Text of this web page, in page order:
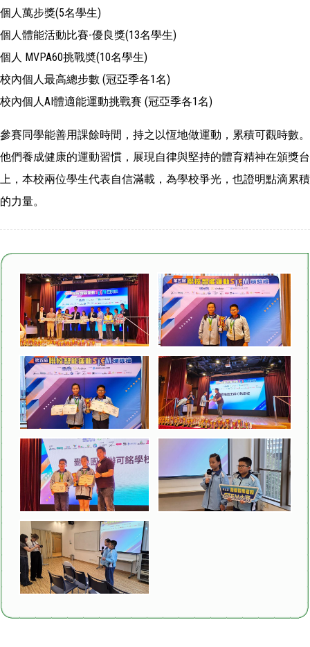
個人萬步獎(5名學生)
個人體能活動比賽-優良獎(13名學生)
個人 MVPA60挑戰奬(10名學生)
校內個人最高總步數 (冠亞季各1名)
校內個人AI體適能運動挑戰賽 (冠亞季各1名)
參賽同學能善用課餘時間，持之以恆地做運動，累積可觀時數。
他們養成健康的運動習慣，展現自律與堅持的體育精神在頒獎台
上，本校兩位學生代表自信滿載，為學校爭光，也證明點滴累積
的力量。